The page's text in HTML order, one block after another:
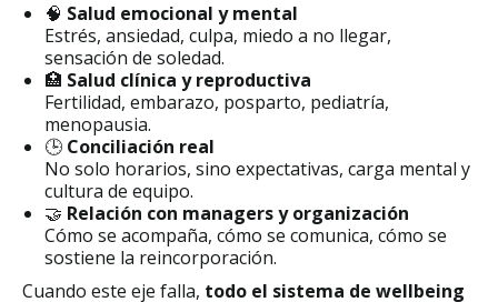
🧠 Salud emocional y mental
Estrés, ansiedad, culpa, miedo a no llegar,
sensación de soledad.
🏥 Salud clínica y reproductiva
Fertilidad, embarazo, posparto, pediatría,
menopausia.
🕒 Conciliación real
No solo horarios, sino expectativas, carga mental y
cultura de equipo.
🤝 Relación con managers y organización
Cómo se acompaña, cómo se comunica, cómo se
sostiene la reincorporación.
Cuando este eje falla, todo el sistema de wellbeing